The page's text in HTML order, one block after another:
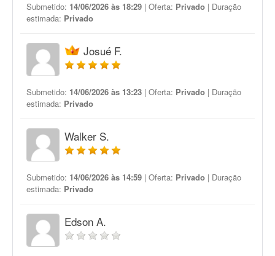
Submetido: 14/06/2026 às 18:29 | Oferta: Privado | Duração
estimada: Privado
Josué F.
Submetido: 14/06/2026 às 13:23 | Oferta: Privado | Duração
estimada: Privado
Walker S.
Submetido: 14/06/2026 às 14:59 | Oferta: Privado | Duração
estimada: Privado
Edson A.